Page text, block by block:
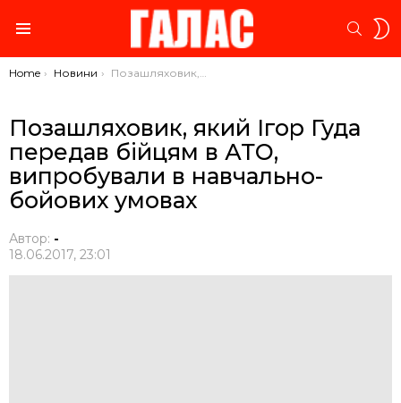
You are here:
Home Новини Позашляховик, який Ігор Гуда передав бійцям в АТО, випробували в навчально-бойових умовах
Позашляховик, який Ігор Гуда
передав бійцям в АТО,
випробували в навчально-
бойових умовах
Автор: -
18.06.2017, 23:01